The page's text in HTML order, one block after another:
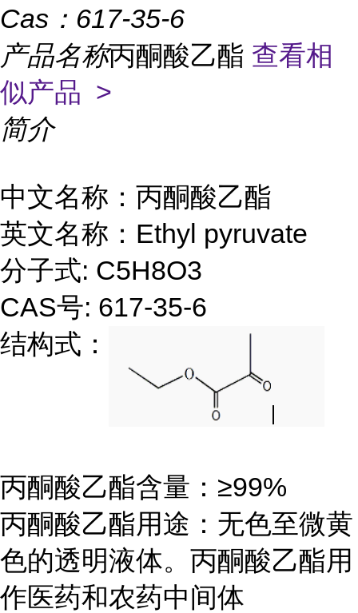
Cas： 617-35-6
产品名称丙酮酸乙酯 查看相
似产品 >
简介
中文名称：丙酮酸乙酯
英文名称：Ethyl pyruvate
分子式: C5H8O3
CAS号: 617-35-6
结构式：
丙酮酸乙酯含量：≥99%
丙酮酸乙酯用途：无色至微黄
色的透明液体。丙酮酸乙酯用
作医药和农药中间体